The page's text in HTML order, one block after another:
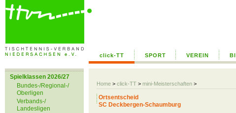
click-TT SPORT VEREIN
Home > click-TT > mini-Meisterschaften >
Spielklassen 2026/27
Bundes-/Regional-/
Oberligen
Verbands-/
Landesligen
Ortsentscheid
SC Deckbergen-Schaumburg